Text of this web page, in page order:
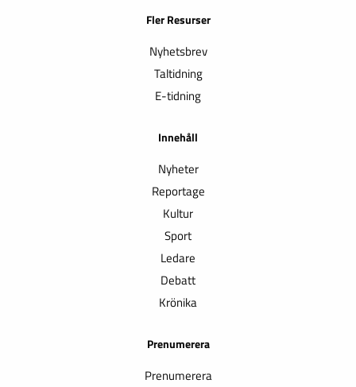
Fler Resurser
Nyhetsbrev
Taltidning
E-tidning
Innehåll
Nyheter
Reportage
Kultur
Sport
Ledare
Debatt
Krönika
Prenumerera
Prenumerera